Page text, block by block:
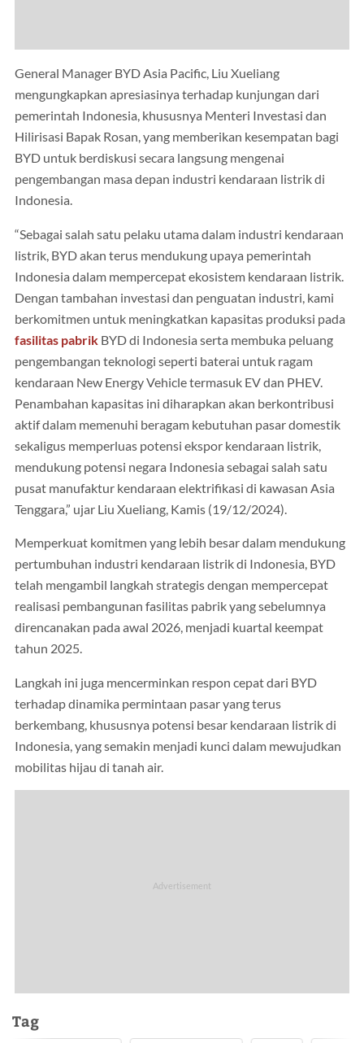
General Manager BYD Asia Pacific, Liu Xueliang
mengungkapkan apresiasinya terhadap kunjungan dari
pemerintah Indonesia, khususnya Menteri Investasi dan
Hilirisasi Bapak Rosan, yang memberikan kesempatan bagi
BYD untuk berdiskusi secara langsung mengenai
pengembangan masa depan industri kendaraan listrik di
Indonesia.
“Sebagai salah satu pelaku utama dalam industri kendaraan
listrik, BYD akan terus mendukung upaya pemerintah
Indonesia dalam mempercepat ekosistem kendaraan listrik.
Dengan tambahan investasi dan penguatan industri, kami
berkomitmen untuk meningkatkan kapasitas produksi pada
fasilitas pabrik BYD di Indonesia serta membuka peluang
pengembangan teknologi seperti baterai untuk ragam
kendaraan New Energy Vehicle termasuk EV dan PHEV.
Penambahan kapasitas ini diharapkan akan berkontribusi
aktif dalam memenuhi beragam kebutuhan pasar domestik
sekaligus memperluas potensi ekspor kendaraan listrik,
mendukung potensi negara Indonesia sebagai salah satu
pusat manufaktur kendaraan elektrifikasi di kawasan Asia
Tenggara,” ujar Liu Xueliang, Kamis (19/12/2024).
Memperkuat komitmen yang lebih besar dalam mendukung
pertumbuhan industri kendaraan listrik di Indonesia, BYD
telah mengambil langkah strategis dengan mempercepat
realisasi pembangunan fasilitas pabrik yang sebelumnya
direncanakan pada awal 2026, menjadi kuartal keempat
tahun 2025.
Langkah ini juga mencerminkan respon cepat dari BYD
terhadap dinamika permintaan pasar yang terus
berkembang, khususnya potensi besar kendaraan listrik di
Indonesia, yang semakin menjadi kunci dalam mewujudkan
mobilitas hijau di tanah air.
Tag